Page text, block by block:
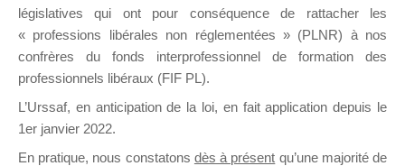
DIRIGEANT
il y a un mois
législatives qui ont pour conséquence de rattacher les
« professions libérales non réglementées » (PLNR) à nos
confrères du fonds interprofessionnel de formation des
professionnels libéraux (FIF PL).
L’Urssaf, en anticipation de la loi, en fait application depuis le
1er janvier 2022.
En pratique, nous constatons dès à présent qu’une majorité de